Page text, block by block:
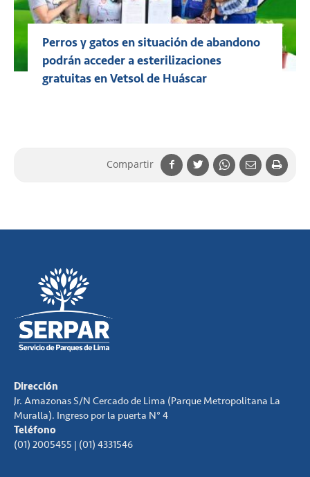
Perros y gatos en situación de abandono
podrán acceder a esterilizaciones
gratuitas en Vetsol de Huáscar
Compartir
Dirección
Jr. Amazonas S/N Cercado de Lima (Parque Metropolitana La
Muralla). Ingreso por la puerta N° 4
Teléfono
(01) 2005455 | (01) 4331546